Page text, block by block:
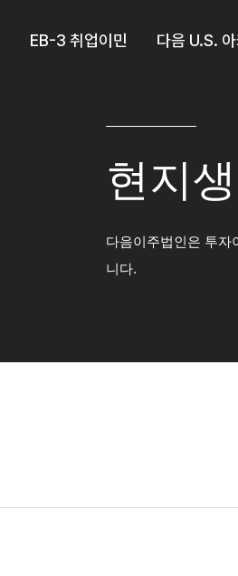
EB-3 취업이민 다음 U.S. 아
현지
다음이주법인은 투자
니다.